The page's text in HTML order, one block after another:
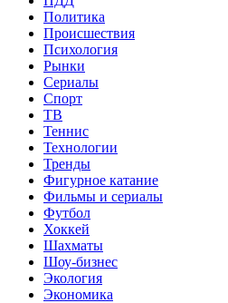
Политика
Происшествия
Психология
Рынки
Сериалы
Спорт
ТВ
Теннис
Технологии
Тренды
Фигурное катание
Фильмы и сериалы
Футбол
Хоккей
Шахматы
Шоу-бизнес
Экология
Экономика